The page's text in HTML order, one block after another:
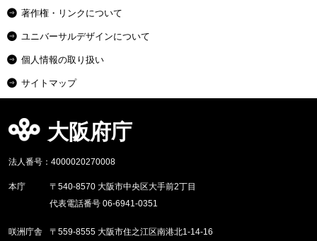
著作権・リンクについて
ユニバーサルデザインについて
個人情報の取り扱い
サイトマップ
大阪府庁
法人番号：4000020270008
本庁
〒540-8570 大阪市中央区大手前2丁目
代表電話番号 06-6941-0351
咲洲庁舎 〒559-8555 大阪市住之江区南港北1-14-16